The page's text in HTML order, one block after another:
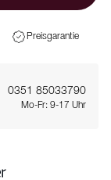
Preisgarantie
0351 85033790
Mo-Fr: 9-17 Uhr